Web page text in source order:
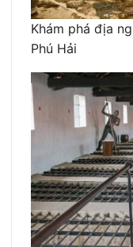
Khám phá địa
Phú Hải